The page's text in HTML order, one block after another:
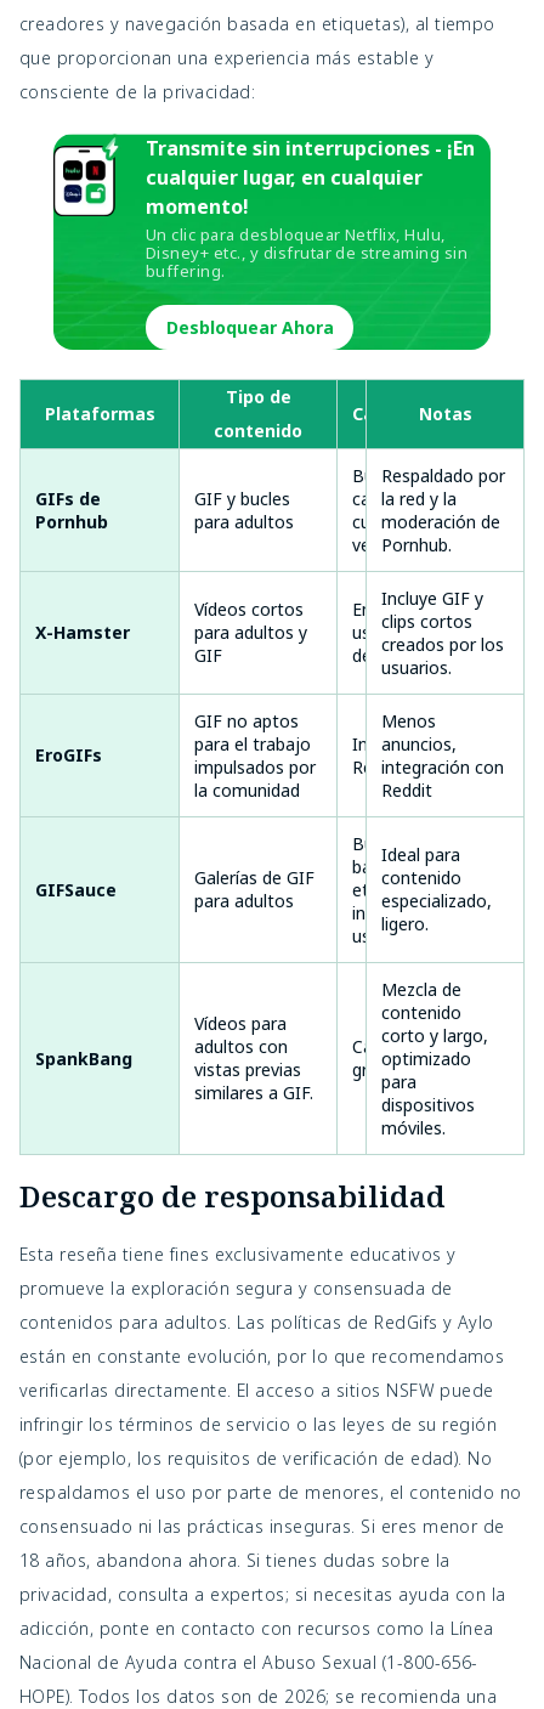
creadores y navegación basada en etiquetas), al tiempo
que proporcionan una experiencia más estable y
consciente de la privacidad:
Transmite sin interrupciones - ¡En
cualquier lugar, en cualquier
momento!
Un clic para desbloquear Netflix, Hulu,
Disney+ etc., y disfrutar de streaming sin
buffering.
Desbloquear Ahora
Plataformas
Tipo de
contenido
Características
Notas
GIFs de
Pornhub
GIF y bucles
para adultos
Bucles HD,
categorías,
cuentas
verificadas
Respaldado por
la red y la
moderación de
Pornhub.
X-Hamster
Vídeos cortos
para adultos y
GIF
Enorme base de
usuarios, filtros
de búsqueda
Incluye GIF y
clips cortos
creados por los
usuarios.
EroGIFs
GIF no aptos
para el trabajo
impulsados por
la comunidad
Interfaz al estilo
Reddit NSFW
Menos
anuncios,
integración con
Reddit
GIFSauce
Galerías de GIF
para adultos
Búsqueda
basada en
etiquetas,
interfaz de
usuario limpia
Ideal para
contenido
especializado,
ligero.
SpankBang
Vídeos para
adultos con
vistas previas
similares a GIF.
Carga rápida,
gran variedad
Mezcla de
contenido
corto y largo,
optimizado
para
dispositivos
móviles.
Descargo de responsabilidad
Esta reseña tiene fines exclusivamente educativos y
promueve la exploración segura y consensuada de
contenidos para adultos. Las políticas de RedGifs y Aylo
están en constante evolución, por lo que recomendamos
verificarlas directamente. El acceso a sitios NSFW puede
infringir los términos de servicio o las leyes de su región
(por ejemplo, los requisitos de verificación de edad). No
respaldamos el uso por parte de menores, el contenido no
consensuado ni las prácticas inseguras. Si eres menor de
18 años, abandona ahora. Si tienes dudas sobre la
privacidad, consulta a expertos; si necesitas ayuda con la
adicción, ponte en contacto con recursos como la Línea
Nacional de Ayuda contra el Abuso Sexual (1-800-656-
HOPE). Todos los datos son de 2026; se recomienda una